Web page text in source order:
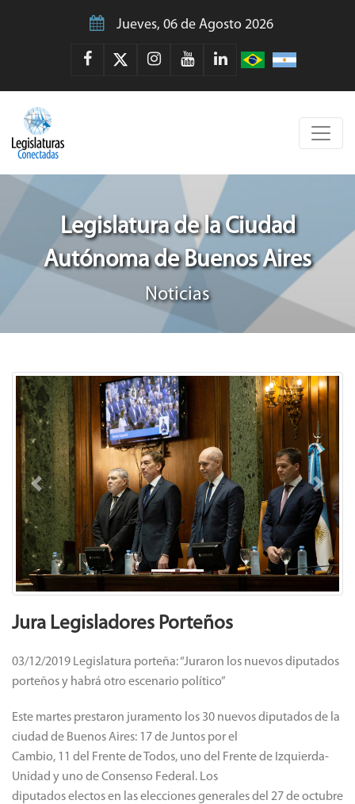
Jueves, 06 de Agosto 2026
Legislatura de la Ciudad
Autónoma de Buenos Aires
Noticias
Previous Next
Jura Legisladores Porteños
03/12/2019 Legislatura porteña: “Juraron los nuevos diputados
porteños y habrá otro escenario político”
Este martes prestaron juramento los 30 nuevos diputados de la
ciudad de Buenos Aires: 17 de Juntos por el
Cambio, 11 del Frente de Todos, uno del Frente de Izquierda-
Unidad y uno de Consenso Federal. Los
diputados electos en las elecciones generales del 27 de octubre